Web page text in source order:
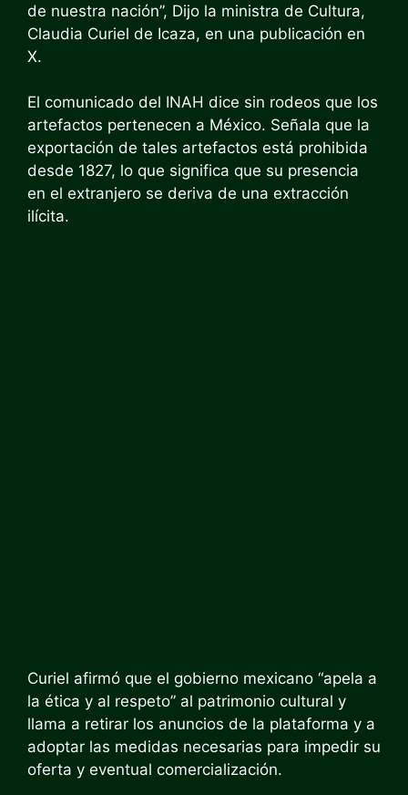
de nuestra nación”, Dijo la ministra de Cultura,
Claudia Curiel de Icaza, en una publicación en
X.
El comunicado del INAH dice sin rodeos que los
artefactos pertenecen a México. Señala que la
exportación de tales artefactos está prohibida
desde 1827, lo que significa que su presencia
en el extranjero se deriva de una extracción
ilícita.
Curiel afirmó que el gobierno mexicano “apela a
la ética y al respeto” al patrimonio cultural y
llama a retirar los anuncios de la plataforma y a
adoptar las medidas necesarias para impedir su
oferta y eventual comercialización.